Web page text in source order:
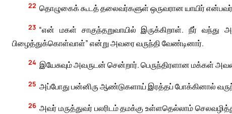
22 தொழுகைக் கூடத் தலைவர்களுள் ஒருவரான யாயிர் என்பவர்
23 “என் மகள் சாகுந்தறுவாயில் இருக்கிறாள். நீர்
பிழைத்துக்கொள்வாள்” என்று அவரை வருந்தி வேண்டினார்.
24 இயேசுவும் அவருடன் சென்றார். பெருந்திரளான மக்கள்
25 அப்போது பன்னிரு ஆண்டுகளாய் இரத்தப் போக்கினால்
26 அவர் மருத்துவர் பலரிடம் தமக்கு உள்ளதெல்லாம்